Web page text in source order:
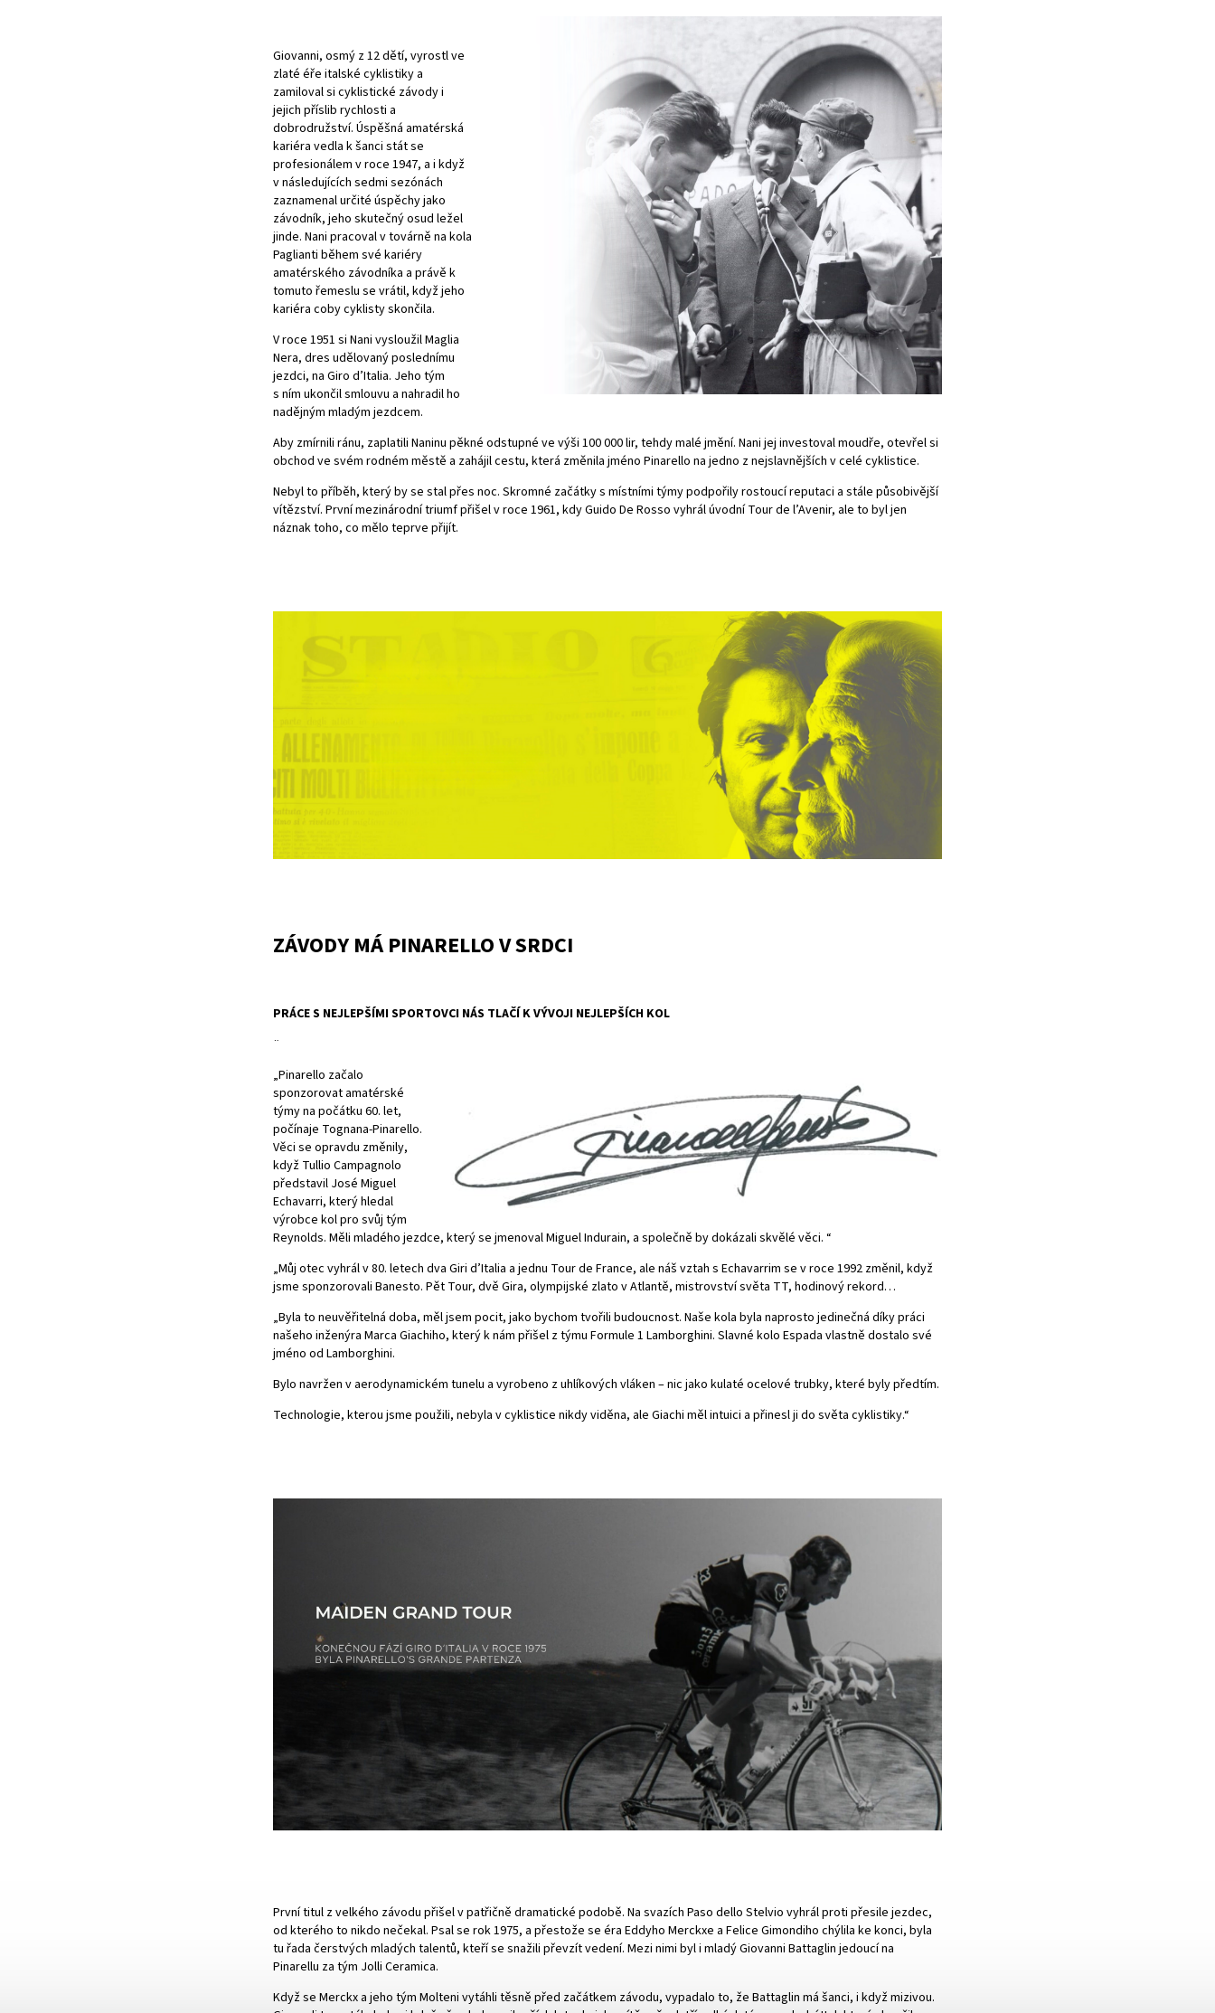
Giovanni, osmý z 12 dětí, vyrostl ve
zlaté éře italské cyklistiky a
zamiloval si cyklistické závody i
jejich příslib rychlosti a
dobrodružství. Úspěšná amatérská
kariéra vedla k šanci stát se
profesionálem v roce 1947, a i když
v následujících sedmi sezónách
zaznamenal určité úspěchy jako
závodník, jeho skutečný osud ležel
jinde. Nani pracoval v továrně na kola
Paglianti během své kariéry
amatérského závodníka a právě k
tomuto řemeslu se vrátil, když jeho
kariéra coby cyklisty skončila.
V roce 1951 si Nani vysloužil Maglia
Nera, dres udělovaný poslednímu
jezdci, na Giro d’Italia. Jeho tým
s ním ukončil smlouvu a nahradil ho
nadějným mladým jezdcem.
Aby zmírnili ránu, zaplatili Naninu pěkné odstupné ve výši 100 000 lir, tehdy malé jmění. Nani jej investoval moudře, otevřel si
obchod ve svém rodném městě a zahájil cestu, která změnila jméno Pinarello na jedno z nejslavnějších v celé cyklistice.
Nebyl to příběh, který by se stal přes noc. Skromné ​​začátky s místními týmy podpořily rostoucí reputaci a stále působivější
vítězství. První mezinárodní triumf přišel v roce 1961, kdy Guido De Rosso vyhrál úvodní Tour de l’Avenir, ale to byl jen
náznak toho, co mělo teprve přijít.
ZÁVODY MÁ PINARELLO V SRDCI
PRÁCE S NEJLEPŠÍMI SPORTOVCI NÁS TLAČÍ K VÝVOJI NEJLEPŠÍCH KOL
¨
„Pinarello začalo
sponzorovat amatérské
týmy na počátku 60. let,
počínaje Tognana-Pinarello.
Věci se opravdu změnily,
když Tullio Campagnolo
představil José Miguel
Echavarri, který hledal
výrobce kol pro svůj tým
Reynolds. Měli mladého jezdce, který se jmenoval Miguel Indurain, a společně by dokázali skvělé věci. “
„Můj otec vyhrál v 80. letech dva Giri d’Italia a jednu Tour de France, ale náš vztah s Echavarrim se v roce 1992 změnil, když
jsme sponzorovali Banesto. Pět Tour, dvě Gira, olympijské zlato v Atlantě, mistrovství světa TT, hodinový rekord…
„Byla to neuvěřitelná doba, měl jsem pocit, jako bychom tvořili budoucnost. Naše kola byla naprosto jedinečná díky práci
našeho inženýra Marca Giachiho, který k nám přišel z týmu Formule 1 Lamborghini. Slavné kolo Espada vlastně dostalo své
jméno od Lamborghini.
Bylo navržen v aerodynamickém tunelu a vyrobeno z uhlíkových vláken – nic jako kulaté ocelové trubky, které byly předtím.
Technologie, kterou jsme použili, nebyla v cyklistice nikdy viděna, ale Giachi měl intuici a přinesl ji do světa cyklistiky.“
První titul z velkého závodu přišel v patřičně dramatické podobě. Na svazích Paso dello Stelvio vyhrál proti přesile jezdec,
od kterého to nikdo nečekal. Psal se rok 1975, a přestože se éra Eddyho Merckxe a Felice Gimondiho chýlila ke konci, byla
tu řada čerstvých mladých talentů, kteří se snažili převzít vedení. Mezi nimi byl i mladý Giovanni Battaglin jedoucí na
Pinarellu za tým Jolli Ceramica.
Když se Merckx a jeho tým Molteni vytáhli těsně před začátkem závodu, vypadalo to, že Battaglin má šanci, i když mizivou.